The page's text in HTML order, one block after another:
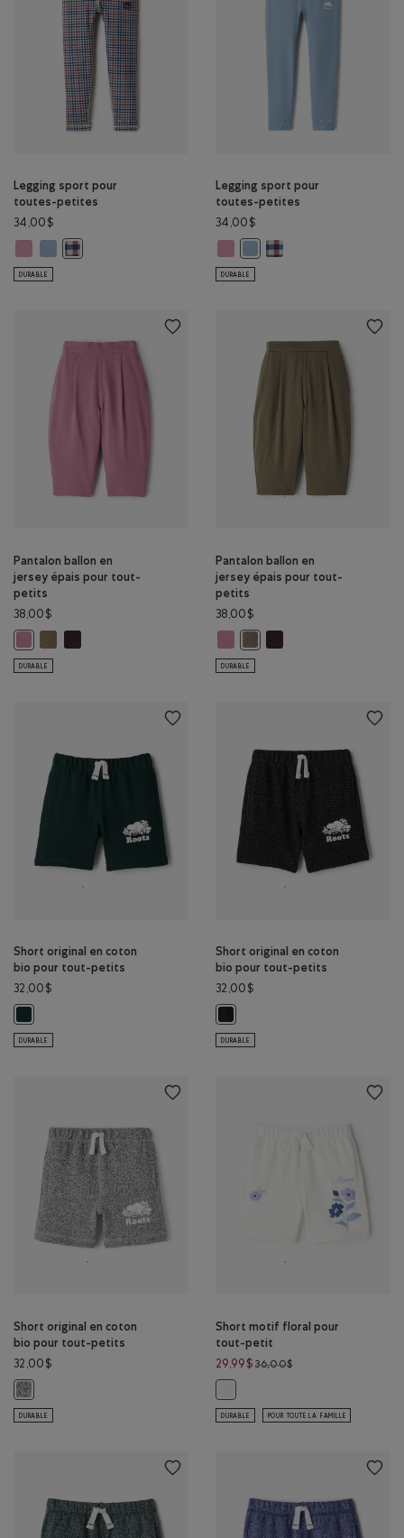
Legging sport pour
toutes-petites
34,00$
Legging sport pour toutes-petites: PRUNE FONCÉE Couleur
Legging sport pour toutes-petites: NUAGE GRIS Couleur
Legging sport pour toutes-petites: MULTI Couleur
DURABLE
Legging sport pour
toutes-petites
34,00$
Legging sport pour toutes-petites:
Legging sport pour toutes-
Legging sport pour
DURABLE
Pantalon ballon en
jersey épais pour tout-
petits
38,00$
DURABLE
Pantalon ballon en
jersey épais pour tout-
petits
38,00$
DURABLE
Short original en coton
bio pour tout-petits
32,00$
DURABLE
Short original en coton
bio pour tout-petits
32,00$
DURABLE
Short original en coton
bio pour tout-petits
32,00$
Short original en coton bio pour tout-petits: SEL ET POIVRE Couleur
DURABLE
Short motif floral pour
tout-petit
29,99$ 36,00$Prix réduit de 36,00$
DURABLE POUR TOUTE LA FAMILLE